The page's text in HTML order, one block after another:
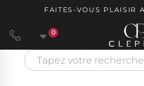
FAITES-VOUS PLAISIR
0